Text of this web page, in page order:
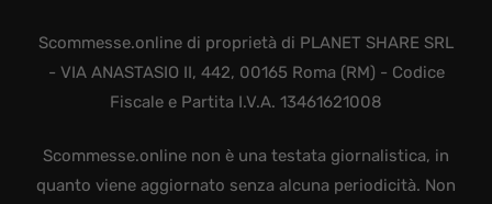
Scommesse.online di proprietà di PLANET SHARE SRL
- VIA ANASTASIO II, 442, 00165 Roma (RM) - Codice
Fiscale e Partita I.V.A. 13461621008
Scommesse.online non è una testata giornalistica, in
quanto viene aggiornato senza alcuna periodicità. Non